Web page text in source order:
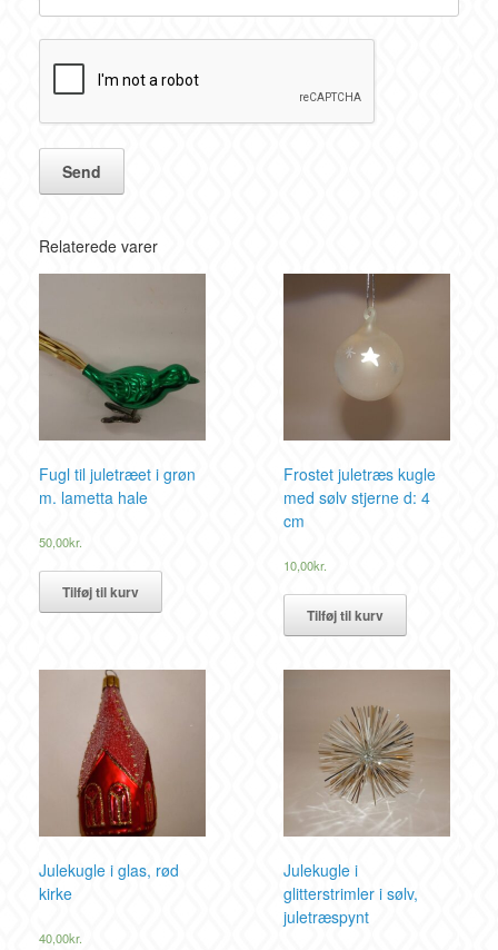
Relaterede varer
Fugl til juletræet i grøn
m. lametta hale
50,00kr.
Tilføj til kurv
Frostet juletræs kugle
med sølv stjerne d: 4
cm
10,00kr.
Tilføj til kurv
Julekugle i glas, rød
kirke
40,00kr.
Julekugle i
glitterstrimler i sølv,
juletræspynt